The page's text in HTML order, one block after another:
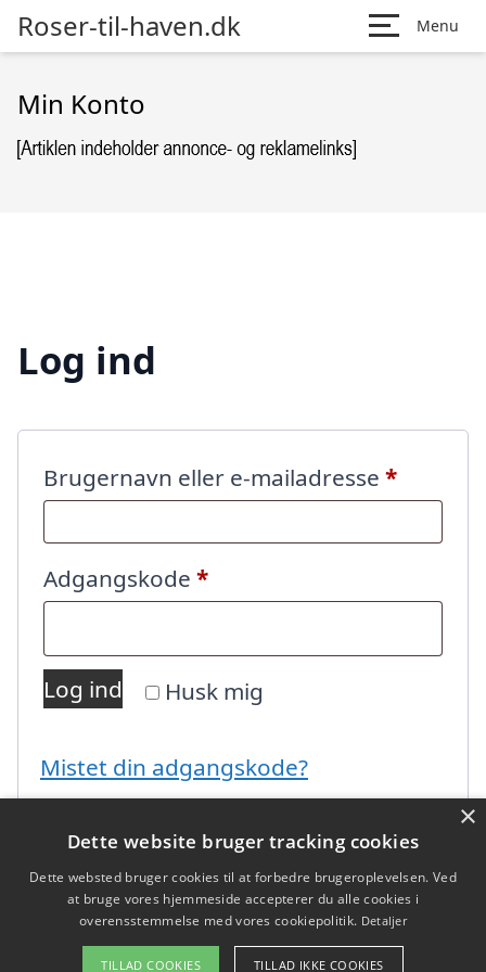
Roser-til-haven.dk Menu
Min Konto
Log ind
Brugernavn eller e-mailadresse *
Adgangskode *Påkrævet
Husk mig
Log ind
Mistet din adgangskode?
×
Dette website bruger tracking cookies
Dette websted bruger cookies til at forbedre brugeroplevelsen. Ved
at bruge vores hjemmeside accepterer du alle cookies i
overensstemmelse med vores cookiepolitik. Detaljer
TILLAD COOKIES TILLAD IKKE COOKIES